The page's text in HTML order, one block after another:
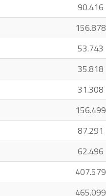
90.416
156.878
53.743
35.818
31.308
156.499
87.291
62.496
407.579
465.099